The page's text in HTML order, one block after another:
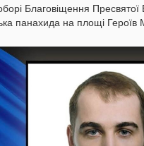
Благовіщення Пресвятої
панахида на площі Героїв